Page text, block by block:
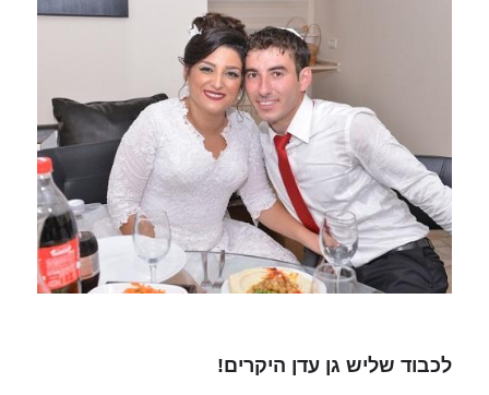
לכבוד שליש גן עדן היקרים!